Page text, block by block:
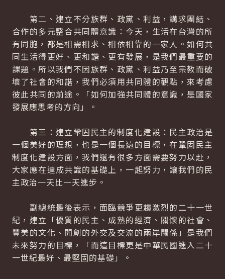
第二、建立不分族群、政黨、利益，講求團結、
合作的多元整合共同體意識：今天，生活在台灣的所
有同胞，都是相需相求、相依相靠的一家人。如何共
同生活得更好、更和諧、更有發展，是我們最重要的
課題。所以我們不因族群、政黨、利益乃至宗教而破
壞了社會的和諧，我們必須用共同體的觀點，來考慮
彼此共同的前途。「如何加強共同體的意識，是國家
發展應思考的方向」。
第三：建立鞏固民主的制度化建設：民主政治是
一個美好的理想，也是一個長遠的目標，在鞏固民主
制度化建設方面，我們還有很多方面需要努力以赴，
大家應在達成共識的基礎上，一起努力，讓我們的民
主政治一天比一天進步。
副總統最後表示，面臨競爭更趨激烈的二十一世
紀，建立「優質的民主、成熟的經濟、關懷的社會、
豐美的文化、開創的外交及交流的兩岸關係」是我們
未來努力的目標，「而這目標更是中華民國進入二十
一世紀最好、最堅固的基礎」。